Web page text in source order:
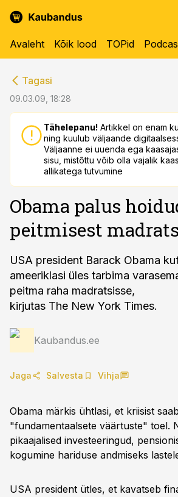
Avaleht Kõik lood TOPid
Tagasi
09.03.09, 18:28
Tähelepanu! Artikkel on enam
ning kuulub väljaande
Väljaanne ei uuenda ega
sisu, mistõttu võib olla vajalik
allikatega tutvumine
Obama palus
peitmisest
USA president Barack Obama
ameeriklasi üles tarbima
peitma raha madratsisse,
kirjutas The New York Times.
Kaubandus.ee
Jaga Salvesta Vihja
Obama märkis ühtlasi, et kriisist
"fundamentaalsete väärtuste" toel.
pikaajalised investeeringud,
kogumine hariduse andmiseks
USA president ütles, et kavatseb